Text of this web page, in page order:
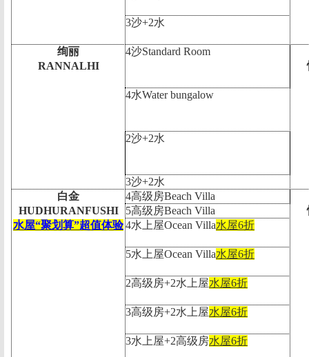
3沙+2水
绚丽
RANNALHI
4沙Standard Room
4水Water bungalow
2沙+2水
3沙+2水
白金
HUDHURANFUSHI
水屋“聚划算”超值体验
4高级房Beach Villa
5高级房Beach Villa
4水上屋Ocean Villa水屋6折
5水上屋Ocean Villa水屋6折
2高级房+2水上屋水屋6折
3高级房+2水上屋水屋6折
3水上屋+2高级房水屋6折